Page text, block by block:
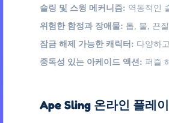
슬링 및 스윙 메커니즘: 역동적인
위험한 함정과 장애물: 톱, 불, 끈
잠금 해제 가능한 캐릭터: 다양하
중독성 있는 아케이드 액션: 퍼즐
Ape Sling 온라인 플레